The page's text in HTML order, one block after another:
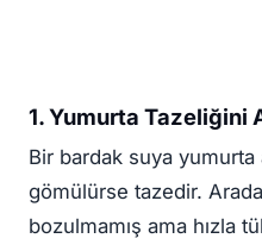
1. Yumurta Tazeliğini
Bir bardak suya yumurta
gömülürse tazedir.
bozulmamış ama hızla